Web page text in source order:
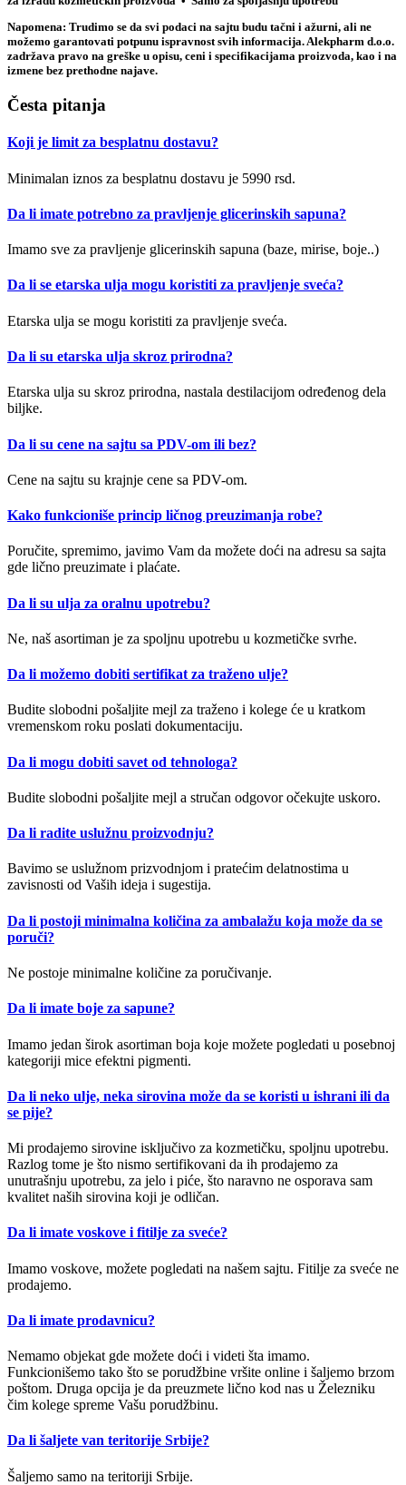
Napomena: Trudimo se da svi podaci na sajtu budu tačni i ažurni, ali ne
možemo garantovati potpunu ispravnost svih informacija. Alekpharm d.o.o.
zadržava pravo na greške u opisu, ceni i specifikacijama proizvoda, kao i na
izmene bez prethodne najave.
Česta pitanja
Koji je limit za besplatnu dostavu?
Minimalan iznos za besplatnu dostavu je 5990 rsd.
Da li imate potrebno za pravljenje glicerinskih sapuna?
Imamo sve za pravljenje glicerinskih sapuna (baze, mirise, boje..)
Da li se etarska ulja mogu koristiti za pravljenje sveća?
Etarska ulja se mogu koristiti za pravljenje sveća.
Da li su etarska ulja skroz prirodna?
Etarska ulja su skroz prirodna, nastala destilacijom određenog dela
biljke.
Da li su cene na sajtu sa PDV-om ili bez?
Cene na sajtu su krajnje cene sa PDV-om.
Kako funkcioniše princip ličnog preuzimanja robe?
Poručite, spremimo, javimo Vam da možete doći na adresu sa sajta
gde lično preuzimate i plaćate.
Da li su ulja za oralnu upotrebu?
Ne, naš asortiman je za spoljnu upotrebu u kozmetičke svrhe.
Da li možemo dobiti sertifikat za traženo ulje?
Budite slobodni pošaljite mejl za traženo i kolege će u kratkom
vremenskom roku poslati dokumentaciju.
Da li mogu dobiti savet od tehnologa?
Budite slobodni pošaljite mejl a stručan odgovor očekujte uskoro.
Da li radite uslužnu proizvodnju?
Bavimo se uslužnom prizvodnjom i pratećim delatnostima u
zavisnosti od Vaših ideja i sugestija.
Da li postoji minimalna količina za ambalažu koja može da se
poruči?
Ne postoje minimalne količine za poručivanje.
Da li imate boje za sapune?
Imamo jedan širok asortiman boja koje možete pogledati u posebnoj
kategoriji mice efektni pigmenti.
Da li neko ulje, neka sirovina može da se koristi u ishrani ili da
se pije?
Mi prodajemo sirovine isključivo za kozmetičku, spoljnu upotrebu.
Razlog tome je što nismo sertifikovani da ih prodajemo za
unutrašnju upotrebu, za jelo i piće, što naravno ne osporava sam
kvalitet naših sirovina koji je odličan.
Da li imate voskove i fitilje za sveće?
Imamo voskove, možete pogledati na našem sajtu. Fitilje za sveće ne
prodajemo.
Da li imate prodavnicu?
Nemamo objekat gde možete doći i videti šta imamo.
Funkcionišemo tako što se porudžbine vršite online i šaljemo brzom
poštom. Druga opcija je da preuzmete lično kod nas u Železniku
čim kolege spreme Vašu porudžbinu.
Da li šaljete van teritorije Srbije?
Šaljemo samo na teritoriji Srbije.